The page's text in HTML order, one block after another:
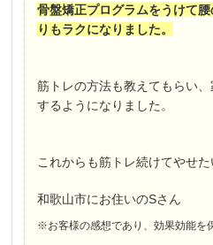
骨盤矯正プログラムをうけて
りもラクになりました。
筋トレの方法も教えてもらい
するようになりました。
これからも筋トレ続けてやせた
和歌山市にお住いのSさん
※お客様の感想であり、効果効能を